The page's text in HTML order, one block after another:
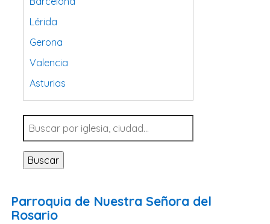
Lérida
Gerona
Valencia
Asturias
Tarragona
Navarra
Valladolid
Sevilla
Santa Cruz de Tenerife
Buscar
Parroquia de Nuestra Señora del
Rosario